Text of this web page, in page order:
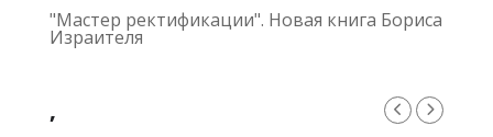
"Мастер ректификации". Новая книга Бориса
Израителя
,